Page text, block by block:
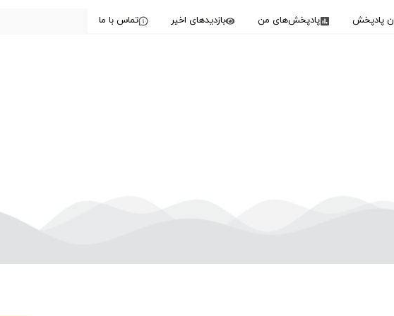
پادپخش پادپخش‌های من بازدیدهای اخیر تماس با ما